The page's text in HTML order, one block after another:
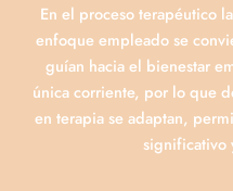
En el proceso terapéutico
enfoque empleado se
guían hacia el bienestar
única corriente, por lo que
en terapia se adaptan,
significativo